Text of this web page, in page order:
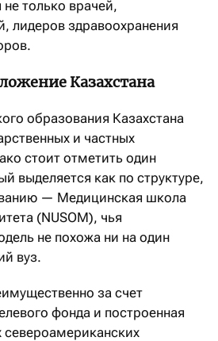
только врачей,
лидеров здравоохранения
Казахстана
образования Казахстана
и частных
стоит отметить один
выделяется как по структуре,
— Медицинская школа
(NUSOM), чья
не похожа ни на один
вуз.
за счет
фонда и построенная
североамериканских